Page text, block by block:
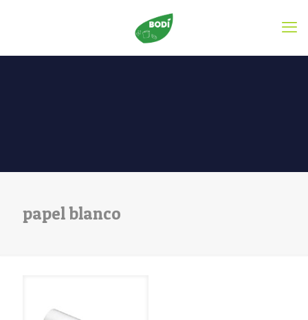
papel blanco